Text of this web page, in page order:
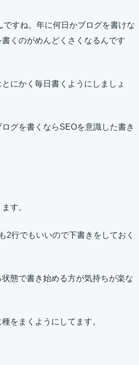
すね。年に何日かブログを書けな
くのがめんどくさくなるんです
にかく毎日書くようにしましょ
グを書くならSEOを意識した書き
す。
2行でもいいので下書きをしておく
態で書き始める方が気持ちが楽な
をまくようにしてます。